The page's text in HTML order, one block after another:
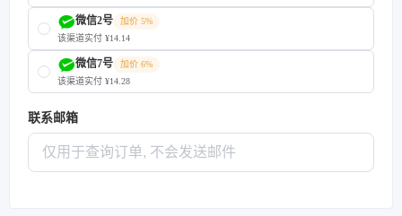
微信2号
加价 5%
该渠道实付 ¥14.14
微信7号
加价 6%
该渠道实付 ¥14.28
联系邮箱